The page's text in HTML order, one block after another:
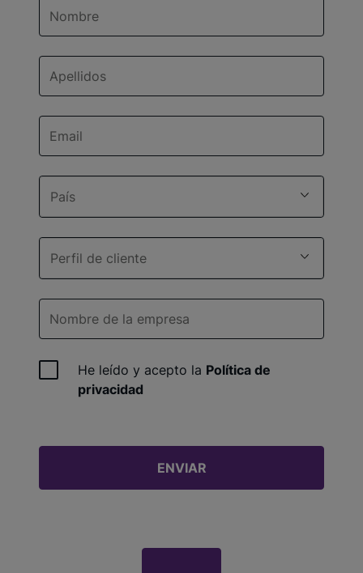
País
Perfil de cliente
He leído y acepto la Política de
privacidad
ENVIAR